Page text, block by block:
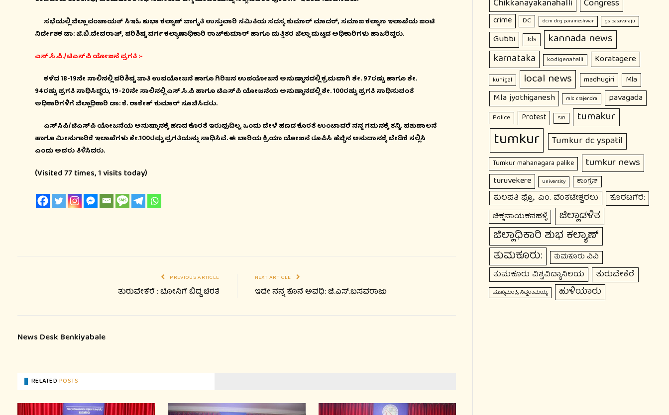
ಸಭೆಯಲ್ಲಿ ಜಿಲ್ಲಾ ಪಂಚಾಯತ್ ಸಿಇಓ ಶುಭಾ ಕಲ್ಯಾಣ್ ಜಾಗೃತಿ ಉಸ್ತುವಾರಿ ಸಮಿತಿಯ ಸದಸ್ಯ ಕುಮಾರ್ ಮಾದರ್, ಸಮಾಜ ಕಲ್ಯಾಣ ಇಲಾಖೆಯ ಜಂಟಿ
ನಿರ್ದೇಶಕ ಡಾ: ಜಿ.ಬಿ.ದೇವರಾಜ್, ಪರಿಶಿಷ್ಟ ವರ್ಗ ಕಲ್ಯಾಣಾಧಿಕಾರಿ ರಾಜ್‍ಕುಮಾರ್ ಹಾಗೂ ಮತ್ತಿತರ ಜಿಲ್ಲಾ ಮಟ್ಟದ ಅಧಿಕಾರಿಗಳು ಹಾಜರಿದ್ದರು.
ಎಸ್.ಸಿ.ಪಿ./ಟಿಎಸ್‍ಪಿ ಯೋಜನೆ ಪ್ರಗತಿ :-
ಕಳೆದ 18-19ನೇ ಸಾಲಿನಲ್ಲಿ ಪರಿಶಿಷ್ಟ ಜಾತಿ ಉಪಯೋಜನೆ ಹಾಗೂ ಗಿರಿಜನ ಉಪಯೋಜನೆ ಅನುಷ್ಠಾನದಲ್ಲಿ ಕ್ರಮವಾಗಿ ಶೇ. 97ರಷ್ಟು ಹಾಗೂ ಶೇ.
94ರಷ್ಟು ಪ್ರಗತಿ ಸಾಧಿಸಿದ್ದರು, 19-20ನೇ ಸಾಲಿನಲ್ಲಿ ಎಸ್.ಸಿ.ಪಿ ಹಾಗೂ ಟಿಎಸ್‍ಪಿ ಯೋಜನೆಯ ಅನುಷ್ಠಾನದಲ್ಲಿ ಶೇ. 100ರಷ್ಟು ಪ್ರಗತಿ ಸಾಧಿಸುವಂತೆ
ಅಧಿಕಾರಿಗಳಿಗೆ ಜಿಲ್ಲಾಧಿಕಾರಿ ಡಾ: ಕೆ. ರಾಕೇಶ್ ಕುಮಾರ್ ಸೂಚಿಸಿದರು.
ಎಸ್‍ಸಿಪಿ/ಟಿಎಸ್‍ಪಿ ಯೋಜನೆಯ ಅನುಷ್ಠಾನಕ್ಕೆ ಹಣದ ಕೊರತೆ ಇರುವುದಿಲ್ಲ. ಒಂದು ವೇಳೆ ಹಣದ ಕೊರತೆ ಉಂಟಾದರೆ ನನ್ನ ಗಮನಕ್ಕೆ ತನ್ನಿ. ಪಶುಪಾಲನೆ
ಹಾಗೂ ಮೀನುಗಾರಿಕೆ ಇಲಾಖೆಗಳು ಶೇ.100ರಷ್ಟು ಪ್ರಗತಿಯನ್ನು ಸಾಧಿಸಿವೆ. ಈ ಬಾರಿಯ ಕ್ರಿಯಾ ಯೋಜನೆ ರೂಪಿಸಿ ಹೆಚ್ಚಿನ ಅನುದಾನಕ್ಕೆ ಬೇಡಿಕೆ ಸಲ್ಲಿಸಿ
ಎಂದು ಅವರು ತಿಳಿಸಿದರು.
(Visited 77 times, 1 visits today)
PREVIOUS ARTICLE
ತುರುವೇಕೆರೆ : ಬೋನಿಗೆ ಬಿದ್ದ ಚಿರತೆ
NEXT ARTICLE
ಇದೇ ನನ್ನ ಕೊನೆ ಅವಧಿ: ಜಿ.ಎಸ್.ಬಸವರಾಜು
News Desk Benkiyabale
RELATEDPOSTS
Chikkanayakanahalli Congress
crime DC dcm dr.g.parameshwar gs basavaraju
Gubbi Jds kannada news
karnataka kodigenahalli Koratagere
kunigal local news madhugiri Mla
Mla jyothiganesh mlc r.rajendra pavagada
Police Protest SIR tumakur
tumkur Tumkur dc yspatil
Tumkur mahanagara palike tumkur news
turuvekere University ಕಾಂಗ್ರೆಸ್
ಕುಲಪತಿ ಪ್ರೊ. ಎಂ. ವೆಂಕಟೇಶ್ವರಲು ಕೊರಟಗೆರೆ:
ಚಿಕ್ಕನಾಯಕನಹಳ್ಳಿ ಜಿಲ್ಲಾಡಳಿತ
ಜಿಲ್ಲಾಧಿಕಾರಿ ಶುಭ ಕಲ್ಯಾಣ್
ತುಮಕೂರು:
ತುಮಕೂರು ವಿವಿ
ತುಮಕೂರು ವಿಶ್ವವಿದ್ಯಾನಿಲಯ ತುರುವೇಕೆರೆ
ಮುಖ್ಯಮಂತ್ರಿ ಸಿದ್ದರಾಮಯ್ಯ ಹುಳಿಯಾರು